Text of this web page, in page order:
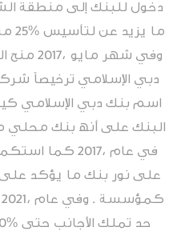
دخول للبنك إلى منطقة
ما
وفي شھر
دبي الإسلامي ترخیصاً
اسم بنك دبي الإسلامي
على نور بنك ما یؤكد